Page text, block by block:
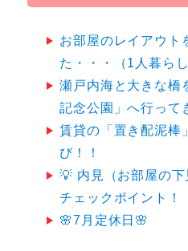
お部屋のレイアウト
た・・・（1人暮らし
瀬戸内海と大きな橋
記念公園」へ行って
賃貸の「置き配泥棒
び！！
💡 内見（お部屋の
チェックポイント！
🌸7月定休日🌸